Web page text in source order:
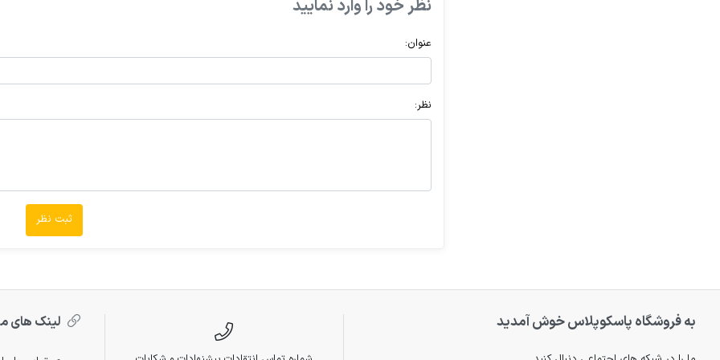
نظر خود را وارد نمایید
عنوان:
نظر:
ثبت نظر
به فروشگاه پاسکوپلاس خوش آمدید لینک های